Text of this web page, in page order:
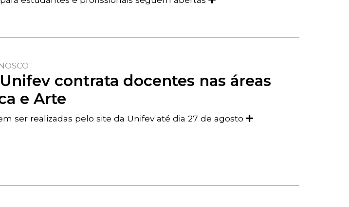
contrata docentes nas áreas
e Arte
ser realizadas pelo site da Unifev até dia 27 de agosto